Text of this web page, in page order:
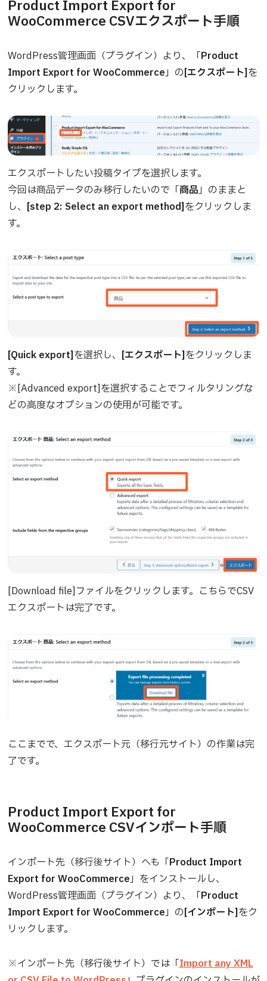
Product Import Export for
WooCommerce CSVエクスポート手順
WordPress管理画面（プラグイン）より、「Product
Import Export for WooCommerce」の[エクスポート]を
クリックします。
エクスポートしたい投稿タイプを選択します。
今回は商品データのみ移行したいので「商品」のままと
し、 [step 2: Select an export method]をクリックしま
す。
[Quick export]を選択し、 [エクスポート]をクリックしま
す。
※[Advanced export]を選択することでフィルタリングな
どの高度なオプションの使用が可能です。
[Download file]ファイルをクリックします。こちらでCSV
エクスポートは完了です。
ここまでで、エクスポート元（移行元サイト）の作業は完
了です。
Product Import Export for
WooCommerce CSVインポート手順
インポート先（移行後サイト）へも「Product Import
Export for WooCommerce」をインストールし、
WordPress管理画面（プラグイン）より、「Product
Import Export for WooCommerce」の[インポート]をク
リックします。
※インポート先（移行後サイト）では「Import any XML